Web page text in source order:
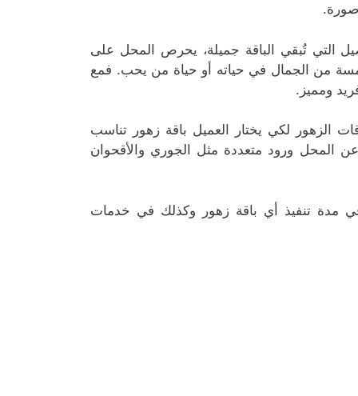
التي تُبقي الباقة جميلة، يحرص المحل على
من الجمال في حياته أو حياة من يحب. فمع
ومميز.
الزهور لكي يختار العميل باقة زهور تناسب
المحل ورود متعددة مثل الجوري والأقحوان
مدة تنفيذ أي باقة زهور وكذلك في خدمات